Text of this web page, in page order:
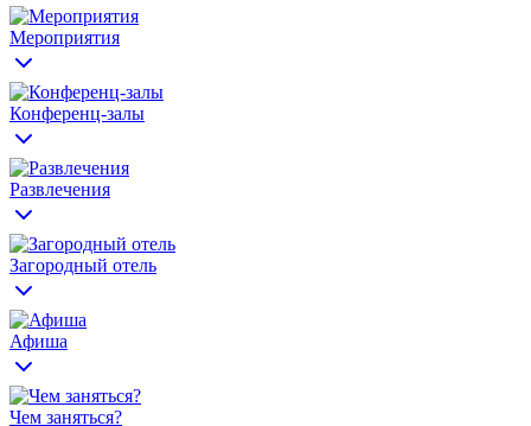
Мероприятия
Конференц-залы
Развлечения
Загородный отель
Афиша
Чем заняться?